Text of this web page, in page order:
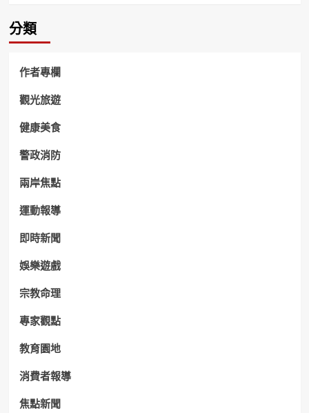
分類
作者專欄
觀光旅遊
健康美食
警政消防
兩岸焦點
運動報導
即時新聞
娛樂遊戲
宗教命理
專家觀點
教育園地
消費者報導
焦點新聞